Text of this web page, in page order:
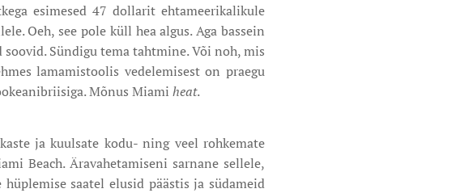
esimesed 47 dollarit ehtameerikalikule
Oeh, see pole küll hea algus. Aga bassein
Sündigu tema tahtmine. Või noh, mis
lamamistoolis vedelemisest on praegu
Mõnus Miami heat.
ja kuulsate kodu- ning veel rohkemate
Beach. Äravahetamiseni sarnane sellele,
saatel elusid päästis ja südameid